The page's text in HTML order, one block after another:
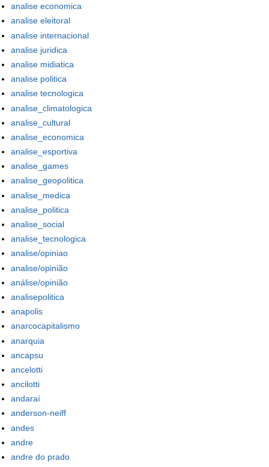
analise economica
analise eleitoral
analise internacional
analise juridica
analise midiatica
analise politica
analise tecnologica
analise_climatologica
analise_cultural
analise_economica
analise_esportiva
analise_games
analise_geopolitica
analise_medica
analise_politica
analise_social
analise_tecnologica
analise/opiniao
analise/opinião
análise/opinião
analisepolitica
anapolis
anarcocapitalismo
anarquia
ancapsu
ancelotti
ancilotti
andaraí
anderson-neiff
andes
andre
andre do prado